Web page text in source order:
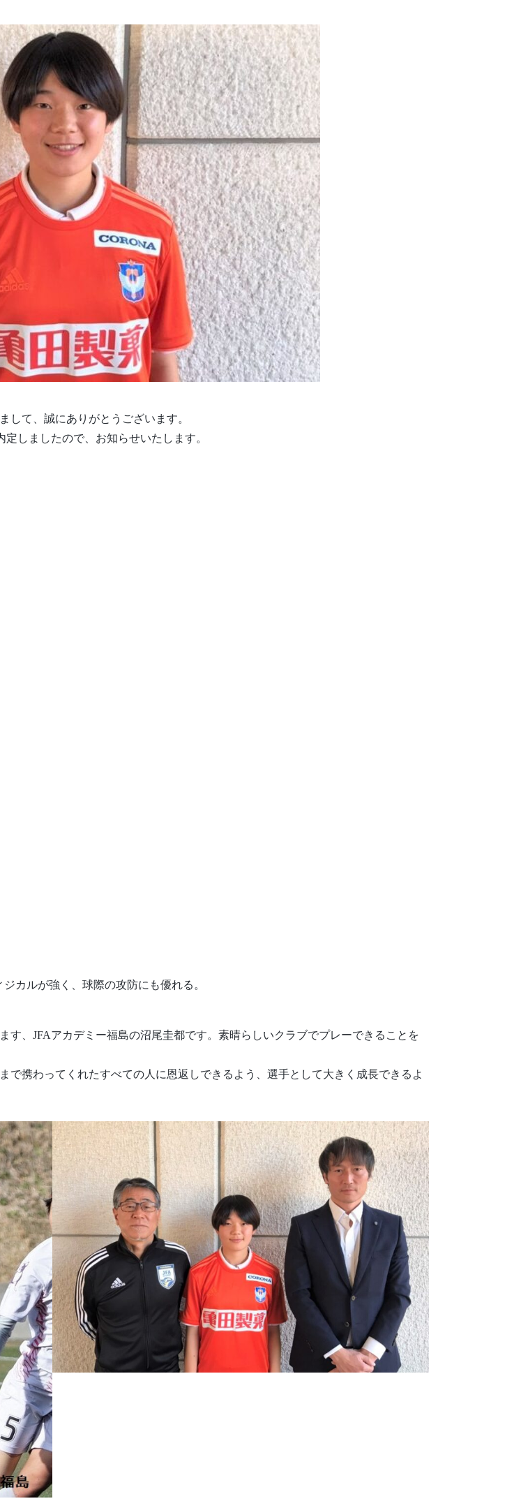
して、誠にありがとうございます。
しましたので、お知らせいたします。
カルが強く、球際の攻防にも優れる。
す、JFAアカデミー福島の沼尾圭都です。素晴らしいクラブでプレーできることを
携わってくれたすべての人に恩返しできるよう、選手として大きく成長できるよ